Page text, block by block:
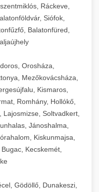
Ráckeve,
Siófok,
Balatonfüred,
Orosháza,
Mezőkovácsháza,
Kismaros,
Romhány, Hollókő,
Lajosmizse, Soltvadkert,
Jánoshalma,
Kiskunmajsa,
Kecskemét,
Gödöllő, Dunakeszi,